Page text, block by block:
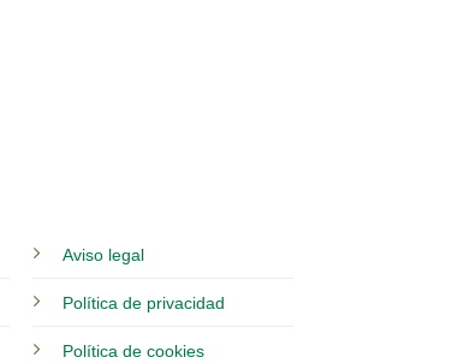
Aviso legal
Política de privacidad
Política de cookies